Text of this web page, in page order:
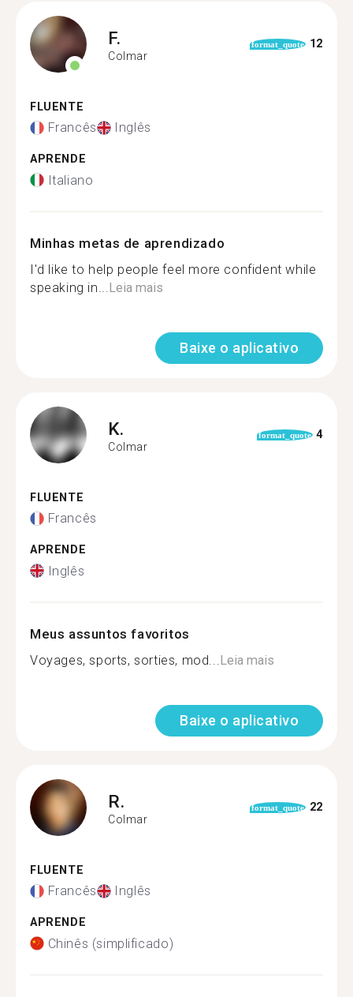
F.
Colmar
format_quote 12
FLUENTE
Francês Inglês
APRENDE
Italiano
Minhas metas de aprendizado
I'd like to help people feel more confident while
speaking in... Leia mais
Baixe o aplicativo
K.
Colmar
format_quote 4
FLUENTE
Francês
APRENDE
Inglês
Meus assuntos favoritos
Voyages, sports, sorties, mod... Leia mais
Baixe o aplicativo
R.
Colmar
format_quote 22
FLUENTE
Francês Inglês
APRENDE
Chinês (simplificado)